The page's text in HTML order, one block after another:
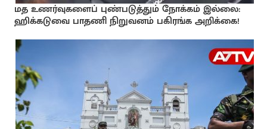
மத உணர்வுகளைப் புண்படுத்தும் நோக்கம் இல்லை:
ஹிக்கடுவை பாதணி நிறுவனம் பகிரங்க அறிக்கை!